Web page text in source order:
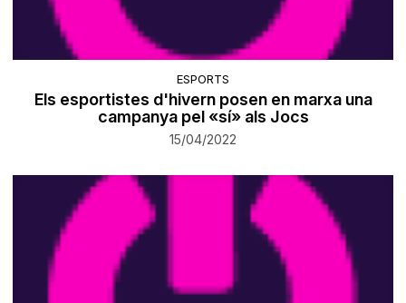
ESPORTS
Els esportistes d'hivern posen en marxa una
campanya pel «sí» als Jocs
15/04/2022